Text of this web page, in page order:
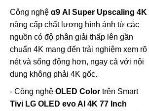
Công nghệ α9 AI Super Upscaling 4K
nâng cấp chất lượng hình ảnh từ các
nguồn có độ phân giải thấp lên gần
chuẩn 4K mang đến trải nghiệm xem rõ
nét và sống động hơn, ngay cả với nội
dung không phải 4K gốc.
- Công nghệ OLED Color trên Smart
Tivi LG OLED evo AI 4K 77 Inch